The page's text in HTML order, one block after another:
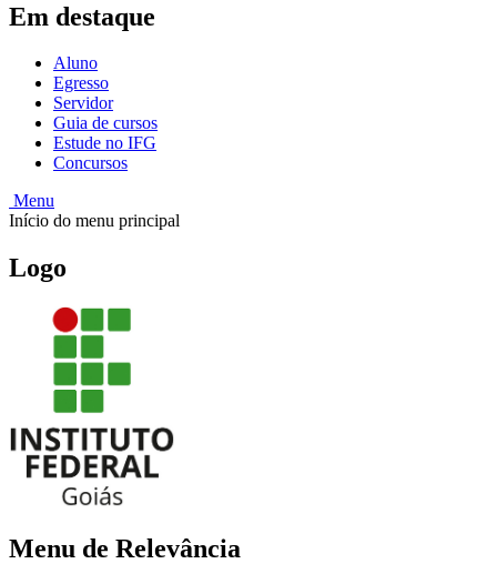
Em destaque
Aluno
Egresso
Servidor
Guia de cursos
Estude no IFG
Concursos
Menu
Início do menu principal
Logo
Menu de Relevância